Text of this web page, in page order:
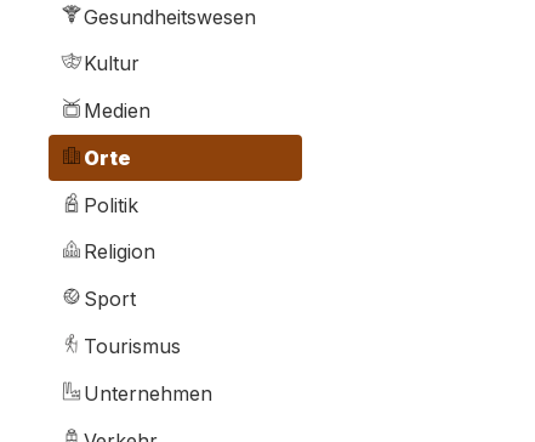
Gesundheitswesen
Kultur
Medien
Orte
Politik
Religion
Sport
Tourismus
Unternehmen